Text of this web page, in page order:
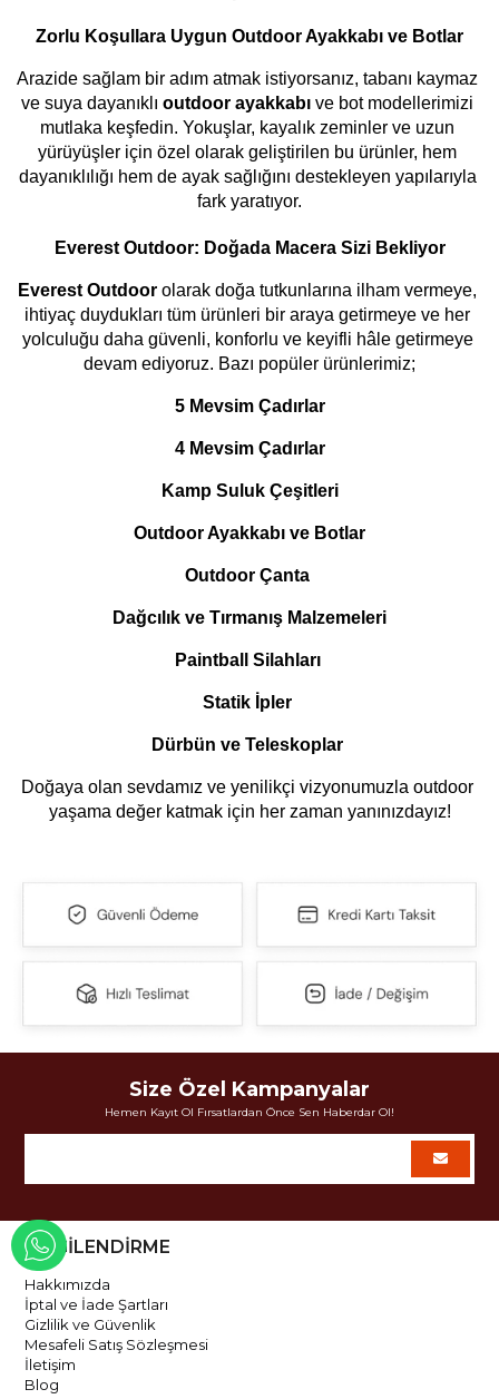
Zorlu Koşullara Uygun Outdoor Ayakkabı ve Botlar
Arazide sağlam bir adım atmak istiyorsanız, tabanı kaymaz
ve suya dayanıklı outdoor ayakkabı ve bot modellerimizi
mutlaka keşfedin. Yokuşlar, kayalık zeminler ve uzun
yürüyüşler için özel olarak geliştirilen bu ürünler, hem
dayanıklılığı hem de ayak sağlığını destekleyen yapılarıyla
fark yaratıyor.
Everest Outdoor: Doğada Macera Sizi Bekliyor
Everest Outdoor olarak doğa tutkunlarına ilham vermeye,
ihtiyaç duydukları tüm ürünleri bir araya getirmeye ve her
yolculuğu daha güvenli, konforlu ve keyifli hâle getirmeye
devam ediyoruz. Bazı popüler ürünlerimiz;
5 Mevsim Çadırlar
4 Mevsim Çadırlar
Kamp Suluk Çeşitleri
Outdoor Ayakkabı ve Botlar
Outdoor Çanta
Dağcılık ve Tırmanış Malzemeleri
Paintball Silahları
Statik İpler
Dürbün ve Teleskoplar
Doğaya olan sevdamız ve yenilikçi vizyonumuzla outdoor
yaşama değer katmak için her zaman yanınızdayız!
Size Özel Kampanyalar
Hemen Kayıt Ol Fırsatlardan Önce Sen Haberdar Ol!
BİLGİLENDİRME
Hakkımızda
İptal ve İade Şartları
Gizlilik ve Güvenlik
Mesafeli Satış Sözleşmesi
İletişim
Blog
WHATSAPP İLE İLETİŞİME GEÇ